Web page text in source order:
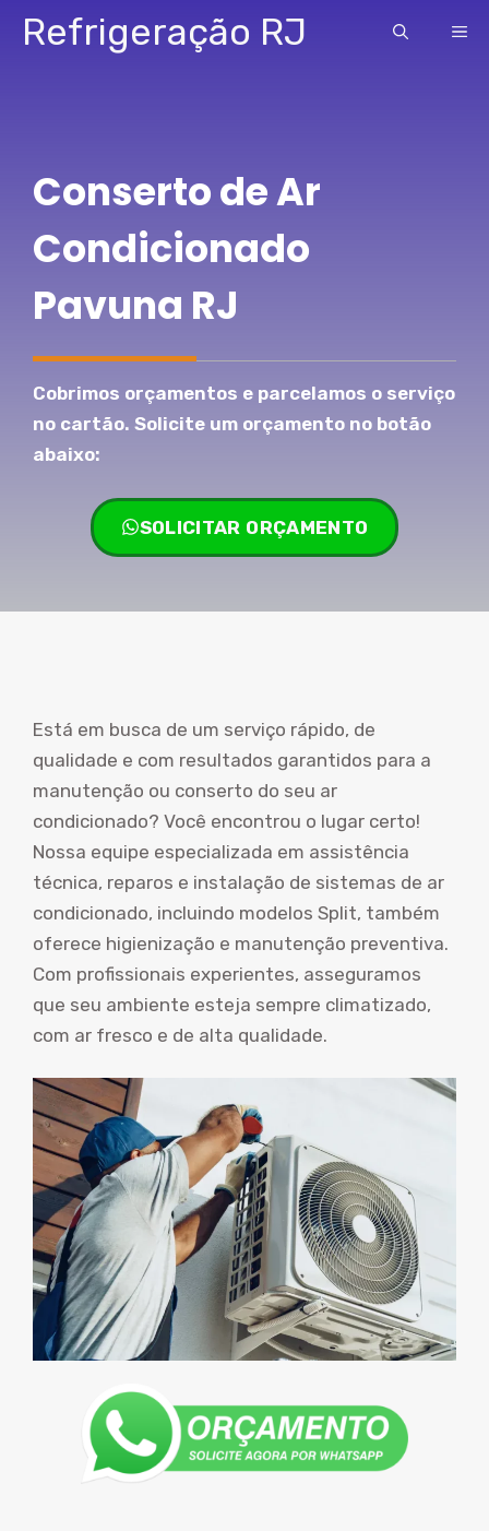
Pular
paraRefrigeração RJ
Conserto de Ar
Condicionado
Pavuna RJ
Cobrimos orçamentos e parcelamos o serviço
no cartão. Solicite um orçamento no botão
abaixo:
SOLICITAR ORÇAMENTO
Está em busca de um serviço rápido, de
qualidade e com resultados garantidos para a
manutenção ou conserto do seu ar
condicionado? Você encontrou o lugar certo!
Nossa equipe especializada em assistência
técnica, reparos e instalação de sistemas de ar
condicionado, incluindo modelos Split, também
oferece higienização e manutenção preventiva.
Com profissionais experientes, asseguramos
que seu ambiente esteja sempre climatizado,
com ar fresco e de alta qualidade.